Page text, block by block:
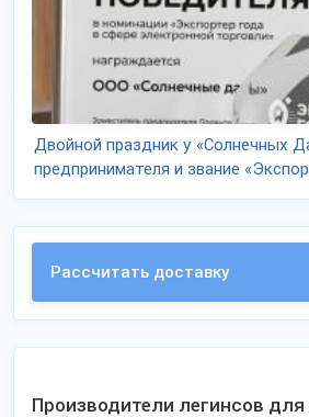
Двойной праздник у «Солнечных
предпринимателя и звание
Рассчитать доставку
Производители легинсов